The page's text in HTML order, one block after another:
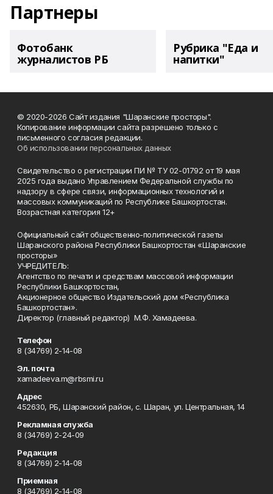
Партнеры
Фотобанк
журналистов РБ
Рубрика "Еда и
напитки"
© 2020-2026 Сайт издания "Шаранские просторы".
Копирование информации сайта разрешено только с
письменного согласия редакции.
Об использовании персональных данных
Свидетельство о регистрации ПИ № ТУ 02-01792 от 19 мая
2025 года выдано Управлением Федеральной службы по
надзору в сфере связи, информационных технологий и
массовых коммуникаций по Республике Башкортостан.
Возрастная категория 12+
Официальный сайт общественно-политической газеты
Шаранского района Республики Башкортостан «Шаранские
просторы»
УЧРЕДИТЕЛЬ:
Агентство по печати и средствам массовой информации
Республики Башкортостан,
Акционерное общество Издательский дом «Республика
Башкортостан».
Директор (главный редактор) М.Ф. Хамадеева.
Телефон
8 (34769) 2-14-08
Эл. почта
xamadeeva.m@rbsmi.ru
Адрес
452630, РБ, Шаранский район, с. Шаран, ул. Центральная, 14
Рекламная служба
8 (34769) 2-24-09
Редакция
8 (34769) 2-14-08
Приемная
8 (34769) 2-14-08